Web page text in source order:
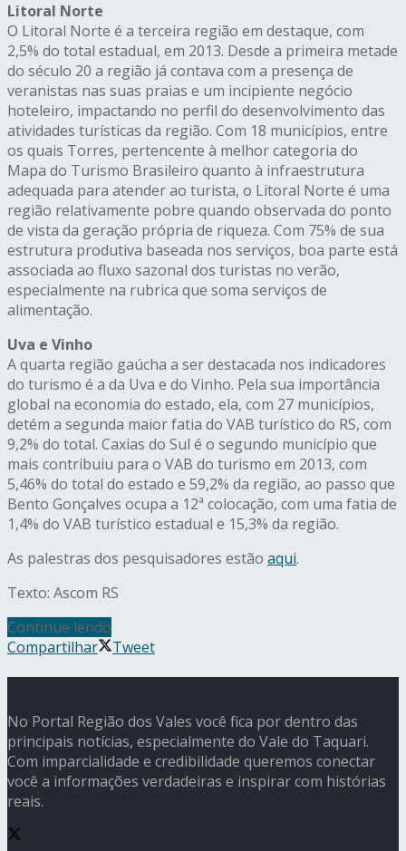
Litoral Norte
O Litoral Norte é a terceira região em destaque, com
2,5% do total estadual, em 2013. Desde a primeira metade
do século 20 a região já contava com a presença de
veranistas nas suas praias e um incipiente negócio
hoteleiro, impactando no perfil do desenvolvimento das
atividades turísticas da região. Com 18 municípios, entre
os quais Torres, pertencente à melhor categoria do
Mapa do Turismo Brasileiro quanto à infraestrutura
adequada para atender ao turista, o Litoral Norte é uma
região relativamente pobre quando observada do ponto
de vista da geração própria de riqueza. Com 75% de sua
estrutura produtiva baseada nos serviços, boa parte está
associada ao fluxo sazonal dos turistas no verão,
especialmente na rubrica que soma serviços de
alimentação.
Uva e Vinho
A quarta região gaúcha a ser destacada nos indicadores
do turismo é a da Uva e do Vinho. Pela sua importância
global na economia do estado, ela, com 27 municípios,
detém a segunda maior fatia do VAB turístico do RS, com
9,2% do total. Caxias do Sul é o segundo município que
mais contribuiu para o VAB do turismo em 2013, com
5,46% do total do estado e 59,2% da região, ao passo que
Bento Gonçalves ocupa a 12ª colocação, com uma fatia de
1,4% do VAB turístico estadual e 15,3% da região.
As palestras dos pesquisadores estão aqui.
Texto: Ascom RS
Continue lendo
Compartilhar
Tweet
No Portal Região dos Vales você fica por dentro das
principais notícias, especialmente do Vale do Taquari.
Com imparcialidade e credibilidade queremos conectar
você a informações verdadeiras e inspirar com histórias
reais.